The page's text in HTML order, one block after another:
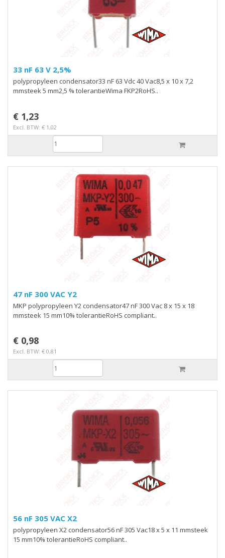
33 nF 63 V 2,5%
polypropyleen condensator33 nF 63 Vdc 40 Vac8,5 x 10 x 7,2
mmsteek 5 mm2,5 % tolerantieWima FKP2RoHS..
€ 1,23
Excl. BTW: € 1,02
47 nF 300 VAC Y2
MKP polypropyleen Y2 condensator47 nF 300 Vac 8 x 15 x 18
mmsteek 15 mm10% tolerantieRoHS compliant..
€ 0,98
Excl. BTW: € 0,81
56 nF 305 VAC X2
polypropyleen X2 condensator56 nF 305 Vac18 x 5 x 11 mmsteek
15 mm10% tolerantieRoHS compliant..